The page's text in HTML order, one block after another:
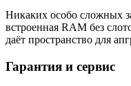
Никаких особо сложных
встроенная RAM без
даёт пространство для
Гарантия и сервис